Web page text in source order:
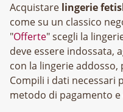
Acquistare lingerie
come su un classico
"Offerte" scegli la
deve essere indossata,
con la lingerie addosso,
Compili i dati necessari
metodo di pagamento